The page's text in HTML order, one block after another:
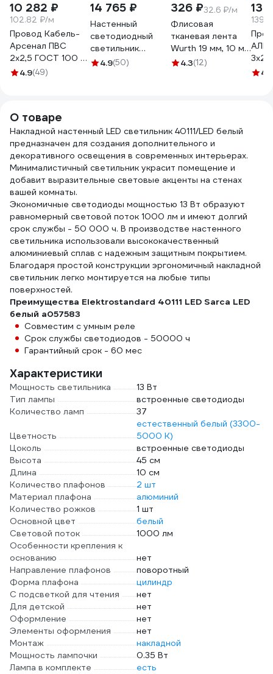
10 282 ₽
102.82 ₽/м
Провод Кабель-
Арсенал ПВС
2х2,5 ГОСТ 100 м
KARS-51186
4.9(49)
14 765 ₽
Настенный
светодиодный
светильник
Elektrostandard
4.9(50)
326 ₽32.6 ₽/м
Флисовая
тканевая лента
Wurth 19 мм, 10 м
5997719615090 1
4.3(12)
13
1004.8
О товаре
Накладной настенный LED светильник 40111/LED белый
предназначен для создания дополнительного и
декоративного освещения в современных интерьерах.
Минималистичный светильник украсит помещение и
добавит выразительные световые акценты на стенах
вашей комнаты.
Экономичные светодиоды мощностью 13 Вт образуют
равномерный световой поток 1000 лм и имеют долгий
срок службы - 50 000 ч. В производстве настенного
светильника использовали высококачественный
алюминиевый сплав с надежным защитным покрытием.
Благодаря простой конструкции эргономичный накладной
светильник легко монтируется на любые типы
поверхностей.
Преимущества Elektrostandard 40111 LED Sarca LED
белый a057583
Совместим с умным реле
Срок службы светодиодов - 50000 ч
Гарантийный срок - 60 мес
Характеристики
Мощность светильника
13 Вт
Тип лампы
встроенные светодиоды
Количество ламп
37
Цветность
естественный белый (3300-
5000 К)
Цоколь
встроенные светодиоды
Высота
45 см
Длина
10 см
Количество плафонов
2 шт
Материал плафона
алюминий
Количество рожков
1 шт
Основной цвет
белый
Световой поток
1000 лм
Особенности крепления к
основанию
нет
Направление плафонов
поворотный
Форма плафона
цилиндр
С подсветкой для чтения
нет
Для детской
нет
Оформление
нет
Элементы оформления
нет
Монтаж
накладной
Мощность лампочки
0.35 Вт
Лампа в комплекте
есть